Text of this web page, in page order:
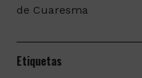
de Cuaresma
Etiquetas